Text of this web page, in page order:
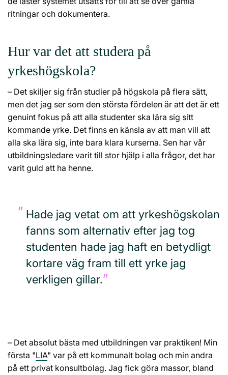
ritningar och dokumentera.
Hur var det att studera på
yrkeshögskola?
– Det skiljer sig från studier på högskola på flera sätt,
men det jag ser som den största fördelen är att det är ett
genuint fokus på att alla studenter ska lära sig sitt
kommande yrke. Det finns en känsla av att man vill att
alla ska lära sig, inte bara klara kurserna. Sen har vår
utbildningsledare varit till stor hjälp i alla frågor, det har
varit guld att ha henne.
Hade jag vetat om att yrkeshögskolan
fanns som alternativ efter jag tog
studenten hade jag haft en betydligt
kortare väg fram till ett yrke jag
verkligen gillar.
– Det absolut bästa med utbildningen var praktiken! Min
första "LIA" var på ett kommunalt bolag och min andra
på ett privat konsultbolag. Jag fick göra massor, bland